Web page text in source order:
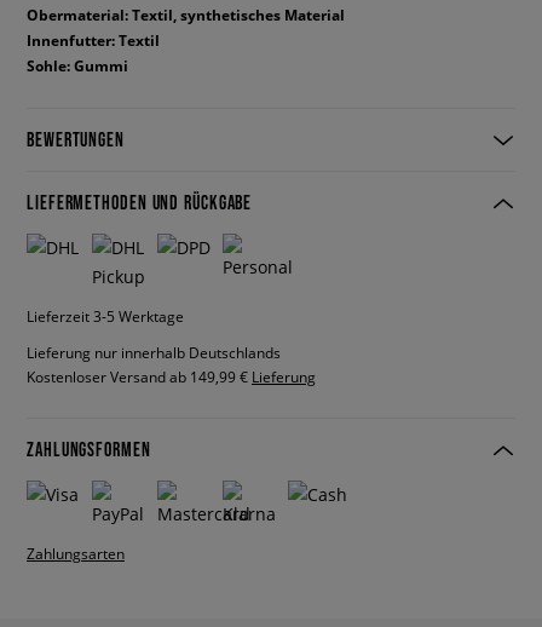
Obermaterial: Textil, synthetisches Material
Innenfutter: Textil
Sohle: Gummi
BEWERTUNGEN
LIEFERMETHODEN UND RÜCKGABE
Lieferzeit 3-5 Werktage
Lieferung nur innerhalb Deutschlands
Kostenloser Versand ab 149,99 € Lieferung
ZAHLUNGSFORMEN
Zahlungsarten